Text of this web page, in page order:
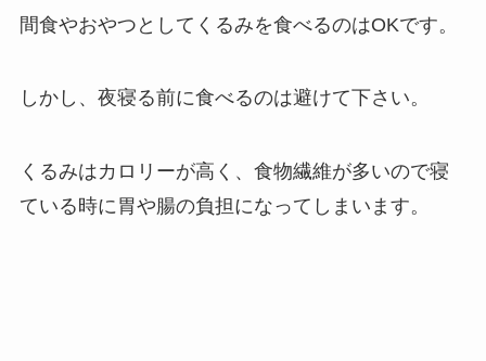
間食やおやつとしてくるみを食べるのはOKです。
しかし、夜寝る前に食べるのは避けて下さい。
くるみはカロリーが高く、食物繊維が多いので寝
ている時に胃や腸の負担になってしまいます。